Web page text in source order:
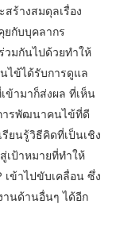
สร้างสมดุลเรื่อง
ยกับบุคลากร
วมกันไปด้วยทำให้
ไข้ได้รับการดูแล
ข้ามาก็ส่งผล ที่เห็น
ารพัฒนาคนไข้ที่ดี
ยนรู้วิธีคิดที่เป็นเชิง
เป้าหมายที่ทำให้
ข้าไปขับเคลื่อน ซึ่ง
านด้านอื่นๆ ได้อีก